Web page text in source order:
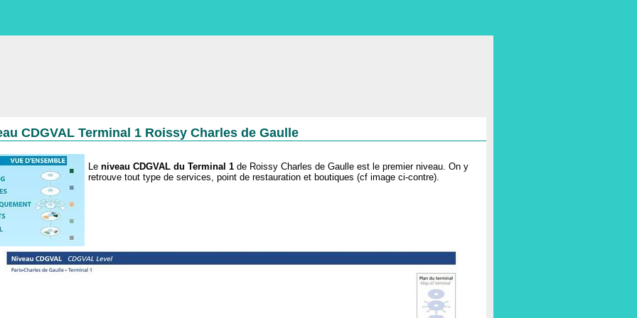
CDGVAL Terminal 1 Roissy Charles de Gaulle
Le niveau CDGVAL du Terminal 1 de Roissy Charles de Gaulle est le premier niveau. On y
retrouve tout type de services, point de restauration et boutiques (cf image ci-contre).